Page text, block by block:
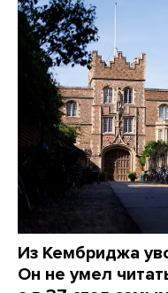
Из Кембриджа
Он не умел